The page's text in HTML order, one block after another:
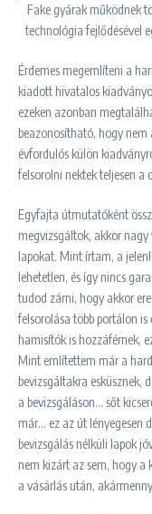
Fake gyárak működnek
technológia fejlődésével
Érdemes megemlíteni a
kiadott hivatalos
ezeken azonban
beazonosítható, hogy nem
évfordulós külön
felsorolni nektek teljesen a
Egyfajta útmutatóként
megvizsgáltok, akkor
lapokat. Mint írtam, a
lehetetlen, és így nincs
tudod zárni, hogy akkor
felsorolása több portálon
hamisítók is hozzáférnek,
Mint említettem már a
bevizsgáltakra esküsznek,
a bevizsgáláson… sőt
már… ez az út lényegesen
bevizsgálás nélküli lapok
nem kizárt az sem, hogy
a vásárlás után,